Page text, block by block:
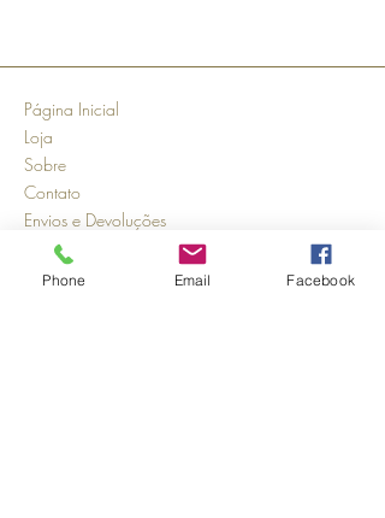
Página Inicial
Loja
Sobre
Contato
Envios e Devoluções
Política da Loja
Métodos de pagamento
Phone Email Facebook